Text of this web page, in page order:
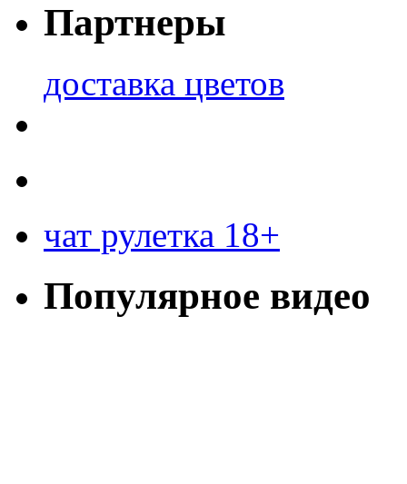
Партнеры
доставка цветов
чат рулетка 18+
Популярное видео